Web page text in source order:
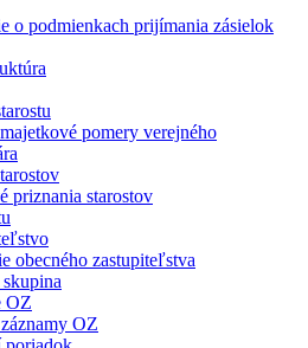
o podmienkach prijímania zásielok
pomery verejného
priznania starostov
obecného zastupiteľstva
OZ
OZ